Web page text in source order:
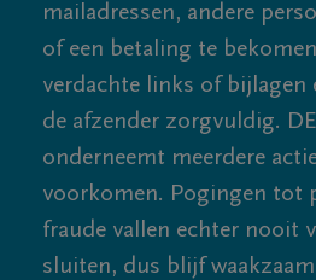
mailadressen, andere
of een betaling te
verdachte links of bijlagen
de afzender zorgvuldig.
onderneemt meerdere
voorkomen. Pogingen tot
fraude vallen echter nooit
sluiten, dus blijf